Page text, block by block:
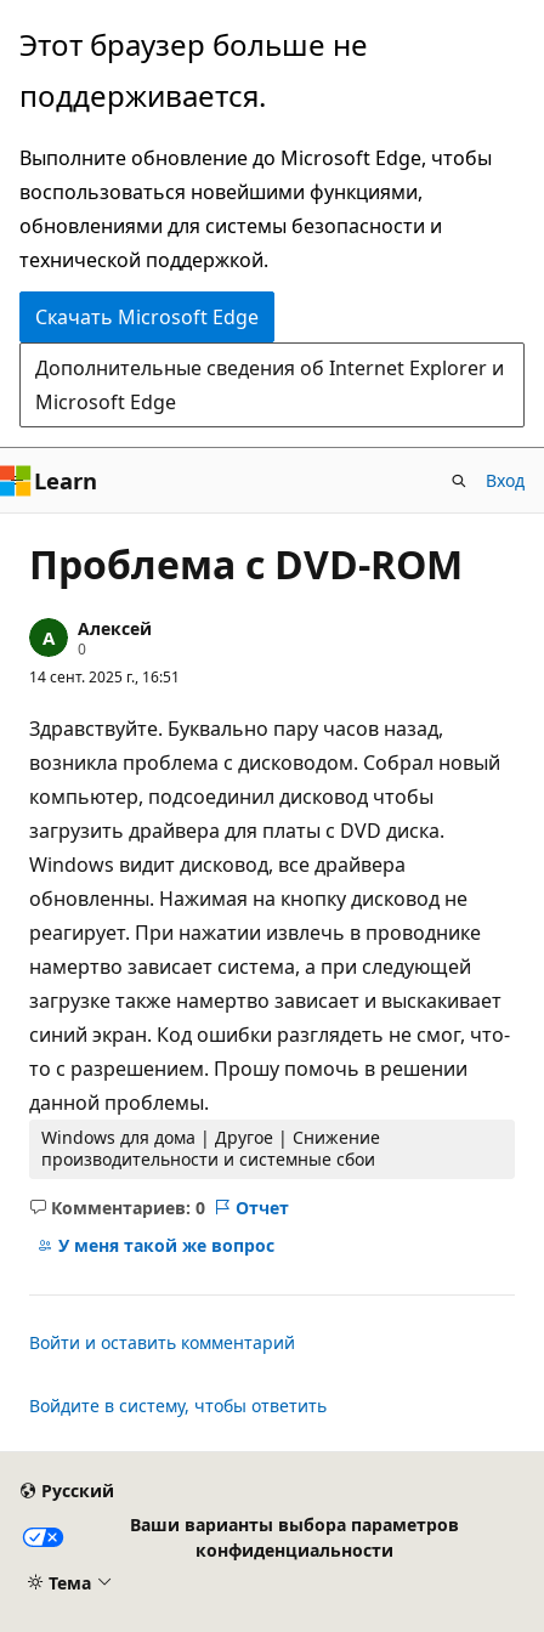
Пропустить
перейти
основному
содержимому
Этот браузер больше не
поддерживается.
Выполните обновление до Microsoft Edge, чтобы
воспользоваться новейшими функциями,
обновлениями для системы безопасности и
технической поддержкой.
Скачать Microsoft Edge
Дополнительные сведения об Internet Explorer и
Microsoft Edge
Learn Вход
Проблема с DVD-ROM
Алексей
0Б
л
ы
р
е
п
у
а
и
14 сент. 2025 г., 16:51
Здравствуйте. Буквально пару часов назад,
возникла проблема с дисководом. Собрал новый
компьютер, подсоединил дисковод чтобы
загрузить драйвера для платы с DVD диска.
Windows видит дисковод, все драйвера
обновленны. Нажимая на кнопку дисковод не
реагирует. При нажатии извлечь в проводнике
намертво зависает система, а при следующей
загрузке также намертво зависает и выскакивает
синий экран. Код ошибки разглядеть не смог, что-
то с разрешением. Прошу помочь в решении
данной проблемы.
Windows для дома | Другое | Снижение
производительности и системные сбои
Комментариев: 0
Без
комментариев
Отчет
У меня такой же вопрос
Войти и оставить комментарий
Войдите в систему, чтобы ответить
Русский
Ваши варианты выбора параметров
конфиденциальности
Тема